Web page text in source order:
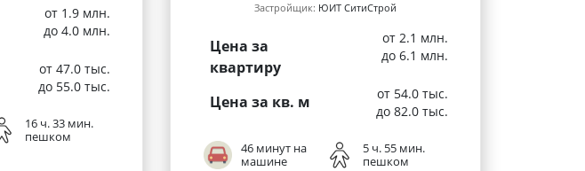
от 1.9 млн.
до 4.0 млн.
от 47.0 тыс.
до 55.0 тыс.
16 ч. 33 мин.
пешком
Застройщик: ЮИТ СитиСтрой
Цена за
квартиру
от 2.1 млн.
до 6.1 млн.
Цена за кв. м
от 54.0 тыс.
до 82.0 тыс.
46 минут на
машине
5 ч. 55 мин.
пешком